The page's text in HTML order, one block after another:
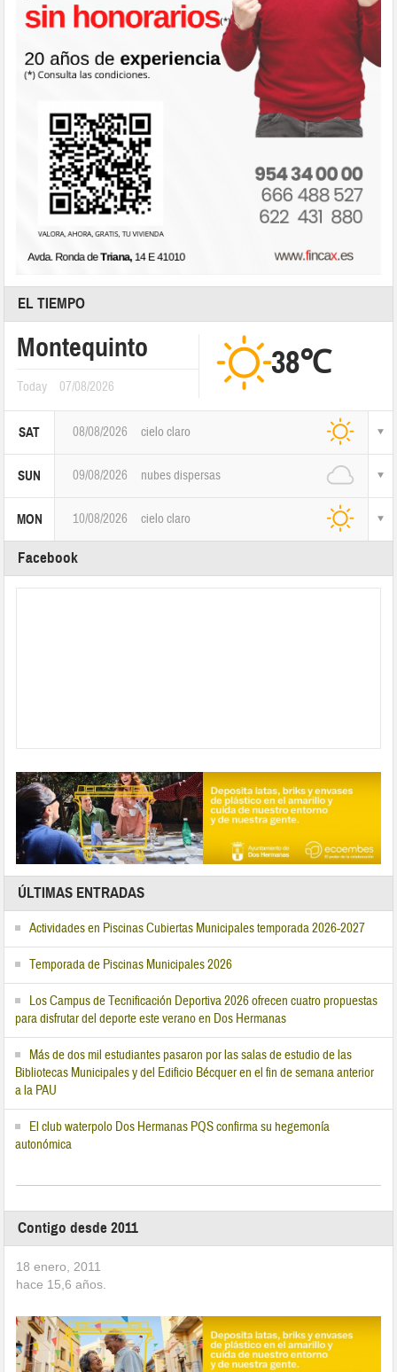
EL TIEMPO
Montequinto
Today 07/08/2026
38℃
SAT 08/08/2026 cielo claro
SUN 09/08/2026 nubes dispersas
MON 10/08/2026 cielo claro
Facebook
ÚLTIMAS ENTRADAS
Actividades en Piscinas Cubiertas Municipales temporada 2026-2027
Temporada de Piscinas Municipales 2026
Los Campus de Tecnificación Deportiva 2026 ofrecen cuatro propuestas
para disfrutar del deporte este verano en Dos Hermanas
Más de dos mil estudiantes pasaron por las salas de estudio de las
Bibliotecas Municipales y del Edificio Bécquer en el fin de semana anterior
a la PAU
El club waterpolo Dos Hermanas PQS confirma su hegemonía
autonómica
Contigo desde 2011
18 enero, 2011
hace 15,6 años.